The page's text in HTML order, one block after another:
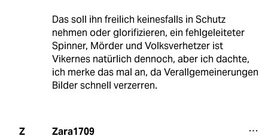
Das soll ihn freilich keinesfalls in Schutz
nehmen oder glorifizieren, ein fehlgeleiteter
Spinner, Mörder und Volksverhetzer ist
Vikernes natürlich dennoch, aber ich dachte,
ich merke das mal an, da Verallgemeinerungen
Bilder schnell verzerren.
Z Zara1709